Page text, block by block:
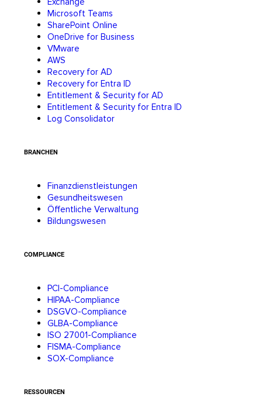
Microsoft Teams
SharePoint Online
OneDrive for Business
VMware
AWS
Recovery for AD
Recovery for Entra ID
Entitlement & Security for AD
Entitlement & Security for Entra ID
Log Consolidator
BRANCHEN
Finanzdienstleistungen
Gesundheitswesen
Öffentliche Verwaltung
Bildungswesen
COMPLIANCE
PCI-Compliance
HIPAA-Compliance
DSGVO-Compliance
GLBA-Compliance
ISO 27001-Compliance
FISMA-Compliance
SOX-Compliance
RESSOURCEN